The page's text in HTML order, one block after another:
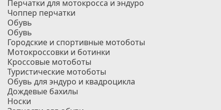
Перчатки для мотокросса и эндуро
Чоппер перчатки
Обувь
Обувь
Городские и спортивные мотоботы
Мотокроссовки и ботинки
Кроссовые мотоботы
Туристические мотоботы
Обувь для эндуро и квадроцикла
Дождевые бахилы
Носки